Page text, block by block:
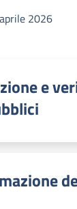
2026
e